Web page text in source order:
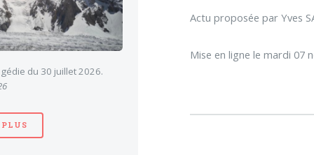
Actu proposée par Yves
Mise en ligne le mardi 07
du 30 juillet 2026.
PLUS